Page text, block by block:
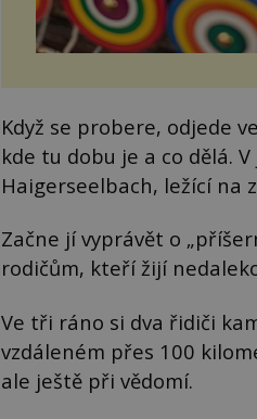
Když se probere, odjede
kde tu dobu je a co dělá.
Haigerseelbach, ležící na
Začne jí vyprávět o
rodičům, kteří žijí
Ve tři ráno si dva řidiči
vzdáleném přes 100
ale ještě při vědomí.